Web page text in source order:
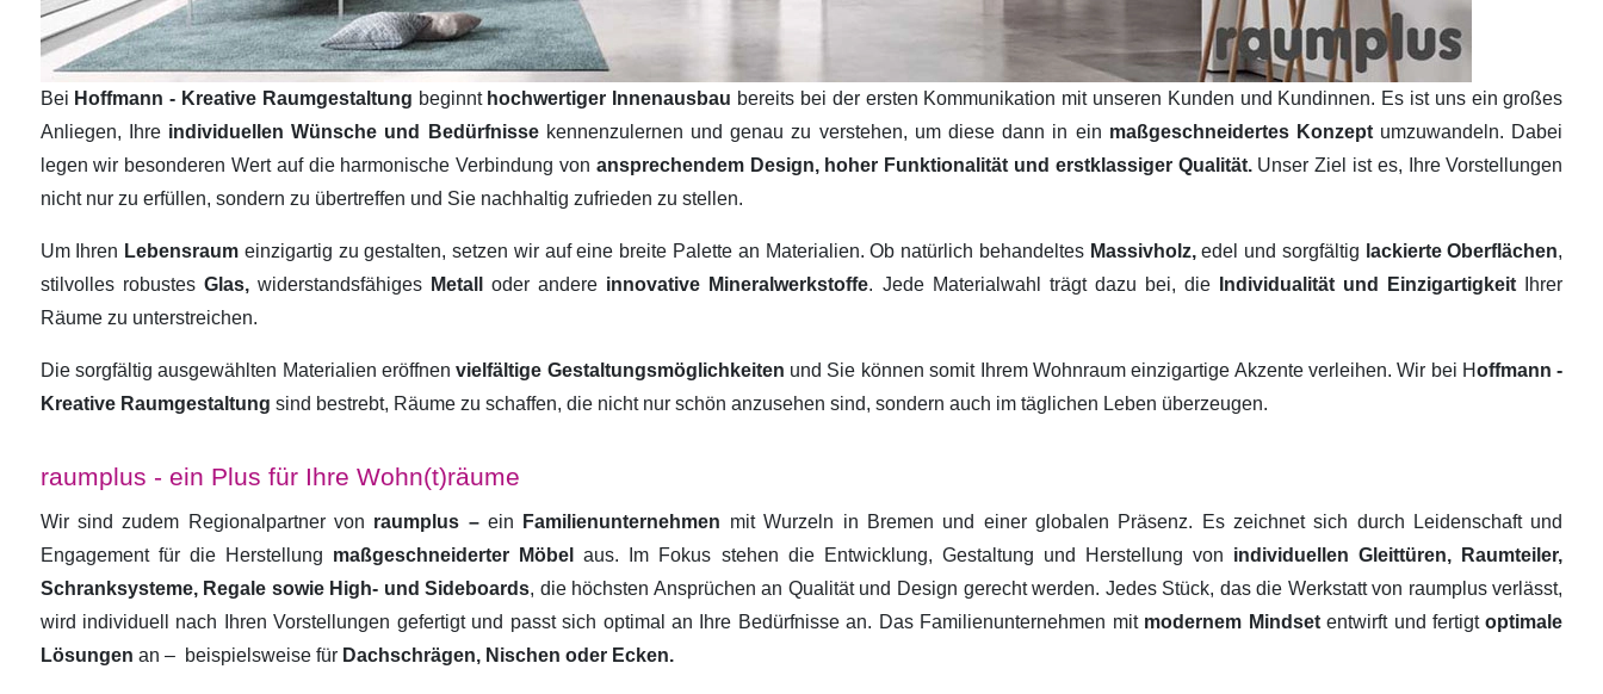
Bei Hoffmann - Kreative Raumgestaltung beginnt hochwertiger Innenausbau bereits bei der ersten Kommunikation mit unseren Kunden und Kundinnen. Es ist uns ein großes
Anliegen, Ihre individuellen Wünsche und Bedürfnisse kennenzulernen und genau zu verstehen, um diese dann in ein maßgeschneidertes Konzept umzuwandeln. Dabei
legen wir besonderen Wert auf die harmonische Verbindung von ansprechendem Design, hoher Funktionalität und erstklassiger Qualität.Unser Ziel ist es, Ihre Vorstellungen
nicht nur zu erfüllen, sondern zu übertreffen und Sie nachhaltig zufrieden zu stellen.
Um Ihren Lebensraum einzigartig zu gestalten, setzen wir auf eine breite Palette an Materialien. Ob natürlich behandeltes Massivholz,edel und sorgfältig lackierte Oberflächen,
stilvolles robustes Glas,widerstandsfähiges Metalloder andere innovative Mineralwerkstoffe. Jede Materialwahl trägt dazu bei, die Individualität und Einzigartigkeit
Ihrer
Räume zu unterstreichen.
Die sorgfältig ausgewählten Materialien eröffnenvielfältige Gestaltungsmöglichkeiten und Sie können somit Ihrem Wohnraum einzigartige Akzente verleihen. Wir bei Hoffmann -
Kreative Raumgestaltung sind bestrebt, Räume zu schaffen, die nicht nur schön anzusehen sind, sondern auch im täglichen Leben überzeugen.
raumplus - ein Plus für Ihre Wohn(t)räume
Wir sind zudem Regionalpartner von raumplus –ein Familienunternehmen mit Wurzeln in Bremen und einer globalen Präsenz. Es zeichnet sich durch Leidenschaft und
Engagement für die Herstellung maßgeschneiderter Möbelaus. Im Fokus stehen die Entwicklung, Gestaltung und Herstellung von individuellen Gleittüren, Raumteiler,
Schranksysteme, Regale sowie High- und Sideboards, die höchsten Ansprüchen an Qualität und Design gerecht werden. Jedes Stück, das die Werkstatt von raumplus verlässt,
wird individuell nach Ihren Vorstellungen gefertigt und passt sich optimal an Ihre Bedürfnisse an. Das Familienunternehmen mit modernem Mindsetentwirft und fertigtoptimale
Lösungen an – beispielsweise für Dachschrägen, Nischen oder Ecken.